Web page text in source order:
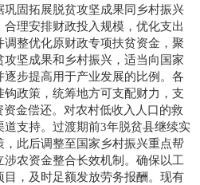
固拓展脱贫攻坚成果同乡村振兴
理安排财政投入规模，优化支出
整优化原财政专项扶贫资金，聚
坚成果和乡村振兴，适当向国家
步提高用于产业发展的比例。各
政策，统筹地方可支配财力，支
金偿还。对农村低收入人口的救
支持。过渡期前3年脱贫县继续实
此后调整至国家乡村振兴重点帮
农资金整合长效机制。确保以工
，及时足额发放劳务报酬。现有